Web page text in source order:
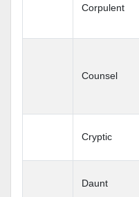
Corpulent
Counsel
Cryptic
Daunt